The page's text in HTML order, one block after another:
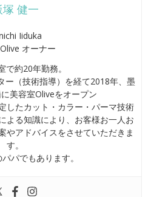
塚 健一
Iiduka
オーナー
で約20年勤務。
ー（技術指導）を経て2018年、墨
美容室Oliveをオープン
したカット・カラー・パーマ技術
よる知識により、お客様お一人お
やアドバイスをさせていただきま
す。
パでもあります。